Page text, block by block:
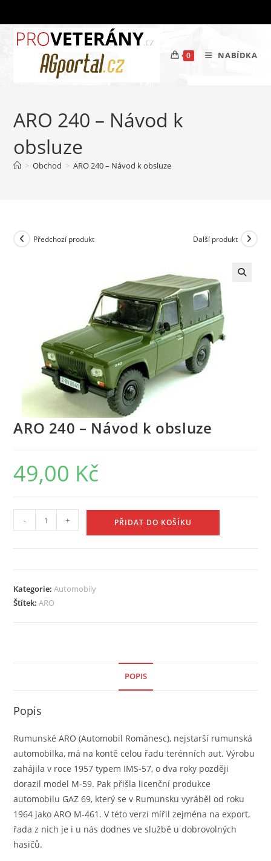
k
obsahu
0 NABÍDKA
ARO 240 – Návod k
obsluze
> Obchod > ARO 240 – Návod k obsluze
Předchozí produkt Další produkt
ARO 240 – Návod k obsluze
49,00 Kč
240
obsluze
množství
- + PŘIDAT DO KOŠÍKU
Kategorie:Automobily
Štítek:ARO
POPIS
Popis
Rumunské ARO (Automobil Românesc), nejstarší rumunská
automobilka, má na kontě celou řadu terénních aut. Výrobu
zahájila v roce 1957 typem IMS-57, o dva roky později
dorazil model M-59. Pak přišla licenční produkce
automobilu GAZ 69, který se v Rumunsku vyráběl od roku
1964 jako ARO M-461. V této verzi mířil zejména na export,
řada z nich je i u nás dodnes ve službě u dobrovolných
hasičů.